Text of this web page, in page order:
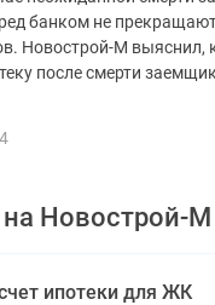
банком не
Новострой-М выяснил,
после смерти
Новострой-М
ипотеки для ЖК